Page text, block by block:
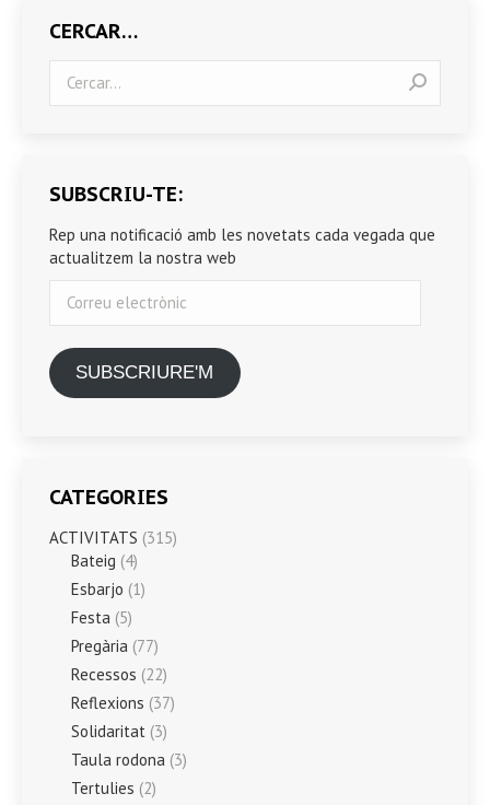
CERCAR…
SUBSCRIU-TE:
Rep una notificació amb les novetats cada vegada que
actualitzem la nostra web
electrònic
SUBSCRIURE'M
CATEGORIES
ACTIVITATS (315)
Bateig (4)
Esbarjo (1)
Festa (5)
Pregària (77)
Recessos (22)
Reflexions (37)
Solidaritat (3)
Taula rodona (3)
Tertulies (2)